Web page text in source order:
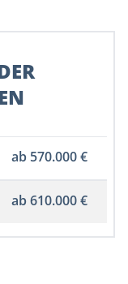
ab 570.000 €
ab 610.000 €